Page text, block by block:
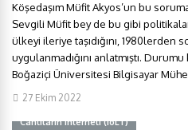
Köşedaşım Müfit Akyos’un bu
Sevgili Müfit bey de bu gibi
ülkeyi ileriye taşıdığını,
uygulanmadığını anlatmıştı. Durumu
Boğaziçi Üniversitesi Bilgisayar
27 Ekim 2022
Canlıların interneti (IoLT)